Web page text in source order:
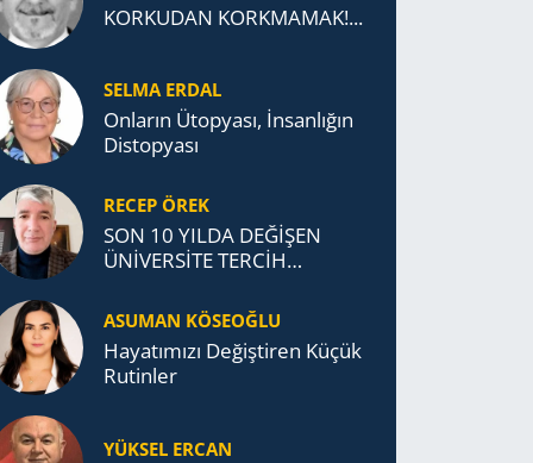
KORKUDAN KORKMAMAK!...
SELMA ERDAL
Onların Ütopyası, İnsanlığın
Distopyası
RECEP ÖREK
SON 10 YILDA DEĞİŞEN
ÜNİVERSİTE TERCİH
ASUMAN KÖSEOĞLU
Ha­ya­tı­mı­zı De­ğiş­ti­ren Küçük
Ru­tin­ler
YÜKSEL ERCAN